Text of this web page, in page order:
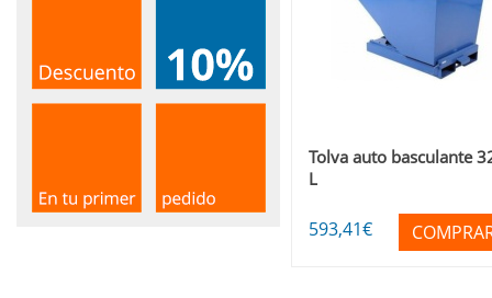
Tolva auto basculante
L
593,41€